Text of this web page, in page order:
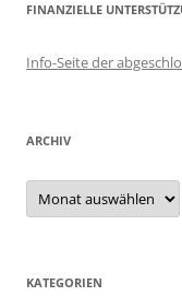
FINANZIELLE
Info-Seite der
ARCHIV
Archiv
KATEGORIEN